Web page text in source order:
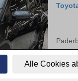
Alle Cookies